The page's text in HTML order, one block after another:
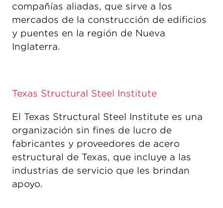
compañías aliadas, que sirve a los
mercados de la construcción de edificios
y puentes en la región de Nueva
Inglaterra.
Texas Structural Steel Institute
El Texas Structural Steel Institute es una
organización sin fines de lucro de
fabricantes y proveedores de acero
estructural de Texas, que incluye a las
industrias de servicio que les brindan
apoyo.